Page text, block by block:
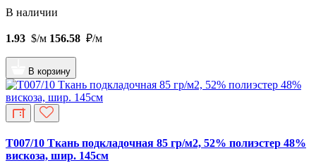
В наличии
1.93 $/м 156.58 ₽/м
В корзину
T007/10 Ткань подкладочная 85 гр/м2, 52% полиэстер 48%
вискоза, шир. 145см